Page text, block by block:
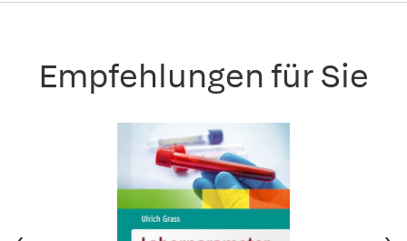
Empfehlungen für Sie